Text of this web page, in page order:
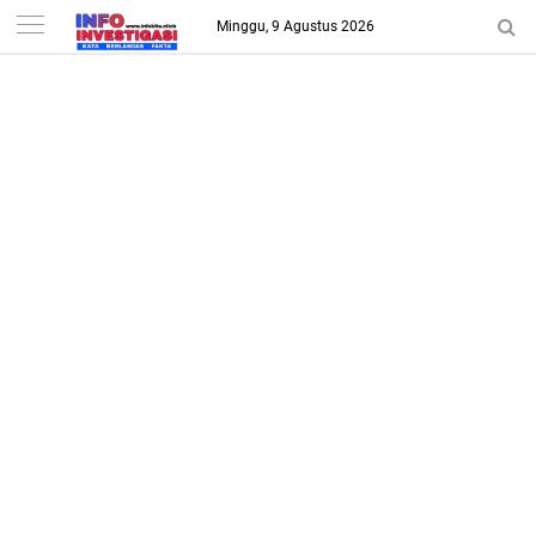
-->
Minggu, 9 Agustus 2026